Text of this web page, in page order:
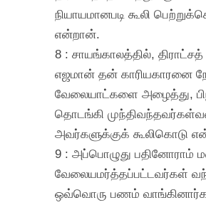
நியாயமானபடி கூலி
என்றான்.
8 : சாயங்காலத்தில்,
எஜமான் தன் காரியகாரனை
வேலையாட்களை அழைத்து,
தொடங்கி
அவர்களுக்குக் கூலிகொடு
9 : அப்பொழுது பதினோராம்
வேலையமர்த்தப்பட்டவர்கள்
ஒவ்வொரு பணம்